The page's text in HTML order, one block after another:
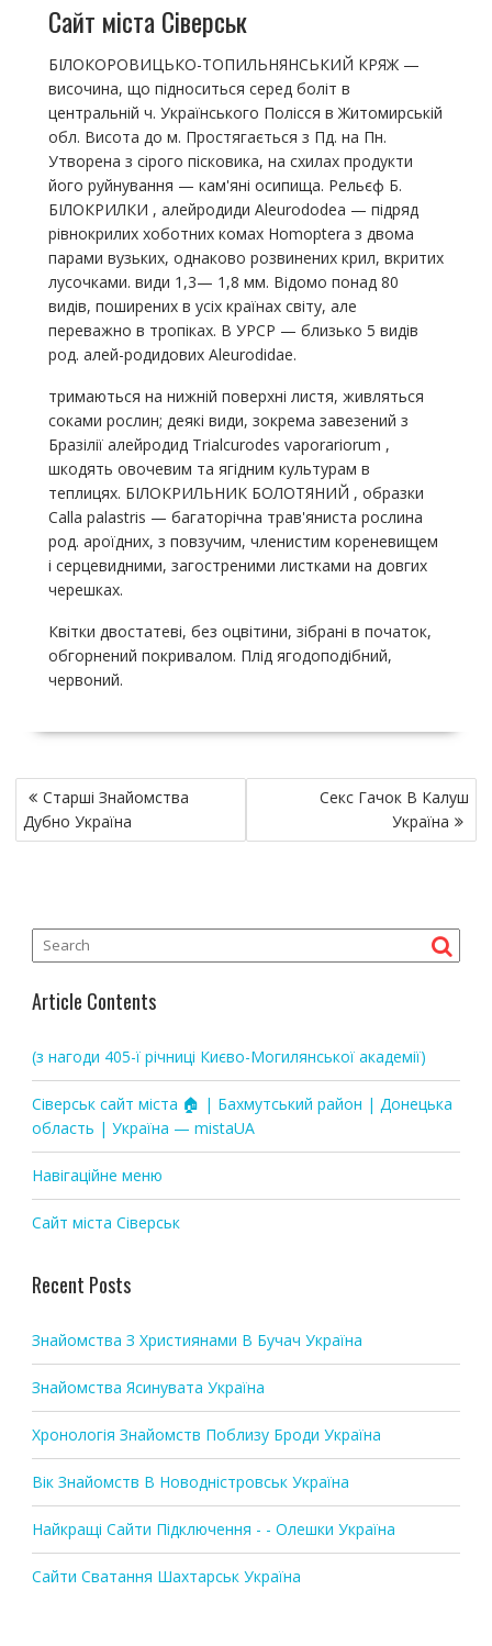
Сайт міста Сіверськ
БІЛОКОРОВИЦЬКО-ТОПИЛЬНЯНСЬКИЙ КРЯЖ —
височина, що підноситься серед боліт в
центральній ч. Українського Полісся в Житомирській
обл. Висота до м. Простягається з Пд. на Пн.
Утворена з сірого пісковика, на схилах продукти
його руйнування — кам'яні осипища. Рельєф Б.
БІЛОКРИЛКИ , алейродиди Aleurododea — підряд
рівнокрилих хоботних комах Homoptera з двома
парами вузьких, однаково розвинених крил, вкритих
лусочками. види 1,3— 1,8 мм. Відомо понад 80
видів, поширених в усіх країнах світу, але
переважно в тропіках. В УРСР — близько 5 видів
род. алей-родидових Aleurodidae.
тримаються на нижній поверхні листя, живляться
соками рослин; деякі види, зокрема завезений з
Бразілії алейродид Trialcurodes vaporariorum ,
шкодять овочевим та ягідним культурам в
теплицях. БІЛОКРИЛЬНИК БОЛОТЯНИЙ , образки
Calla palastris — багаторічна трав'яниста рослина
род. ароїдних, з повзучим, членистим кореневищем
і серцевидними, загостреними листками на довгих
черешках.
Квітки двостатеві, без оцвітини, зібрані в початок,
обгорнений покривалом. Плід ягодоподібний,
червоний.
P
o
s
Старші Знайомства
Дубно Україна
Секс Гачок В Калуш
Україна
Article Contents
(з нагоди 405-ї річниці Києво-Могилянської академії)
Сіверськ сайт міста 🏠 | Бахмутський район | Донецька
область | Україна — mistaUA
Навігаційне меню
Сайт міста Сіверськ
Recent Posts
Знайомства З Християнами В Бучач Україна
Знайомства Ясинувата Україна
Хронологія Знайомств Поблизу Броди Україна
Вік Знайомств В Новодністровськ Україна
Найкращі Сайти Підключення - - Олешки Україна
Сайти Сватання Шахтарськ Україна